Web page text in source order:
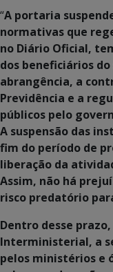
“A portaria
normativas que
no Diário Oficial,
dos beneficiários
abrangência, a
Previdência e a
públicos pelo
A suspensão das
fim do período de
liberação da
Assim, não há
risco predatório
Dentro desse
Interministerial, a
pelos ministérios e